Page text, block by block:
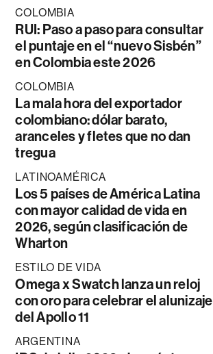
COLOMBIA
RUI: Paso a paso para consultar
el puntaje en el “nuevo Sisbén”
en Colombia este 2026
COLOMBIA
La mala hora del exportador
colombiano: dólar barato,
aranceles y fletes que no dan
tregua
LATINOAMÉRICA
Los 5 países de América Latina
con mayor calidad de vida en
2026, según clasificación de
Wharton
ESTILO DE VIDA
Omega x Swatch lanza un reloj
con oro para celebrar el alunizaje
del Apollo 11
ARGENTINA